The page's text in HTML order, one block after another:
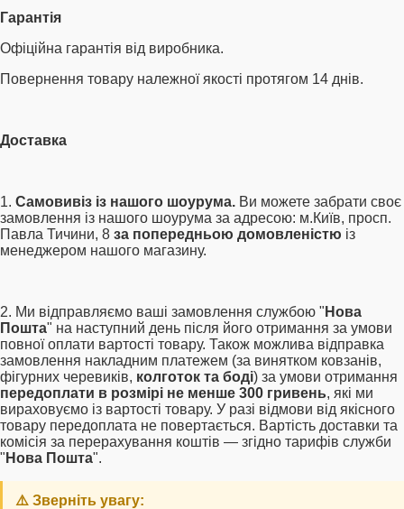
Гарантія
Офіційна гарантія від виробника.
Повернення товару належної якості протягом 14 днів.
Доставка
1. Самовивіз із нашого шоурума. Ви можете забрати своє
замовлення із нашого шоурума за адресою: м.Київ, просп.
Павла Тичини, 8 за попередньою домовленістю із
менеджером нашого магазину.
2. Ми відправляємо ваші замовлення службою " Нова
Пошта" на наступний день після його отримання за умови
повної оплати вартості товару. Також можлива відправка
замовлення накладним платежем (за винятком ковзанів,
фігурних черевиків, колготок та боді) за умови отримання
передоплати в розмірі не менше 300 гривень, які ми
вираховуємо із вартості товару. У разі відмови від якісного
товару передоплата не повертається. Вартість доставки та
комісія за перерахування коштів — згідно тарифів служби
" Нова Пошта".
⚠️ Зверніть увагу: